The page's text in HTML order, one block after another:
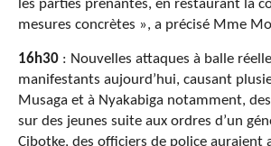
les parties prenantes, en restaurant la
mesures concrètes », a précisé Mme
16h30 : Nouvelles attaques à balle
manifestants aujourd’hui, causant
Musaga et à Nyakabiga notamment,
sur des jeunes suite aux ordres d’un
Cibotke, des officiers de police auraient